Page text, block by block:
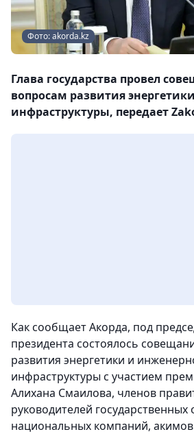
Фото: akorda.kz
Глава государства провел
вопросам развития
инфраструктуры, передает
Как сообщает Акорда, под
президента состоялось
развития энергетики и
инфраструктуры с участием
Алихана Смаилова, членов
руководителей государственных
национальных компаний,